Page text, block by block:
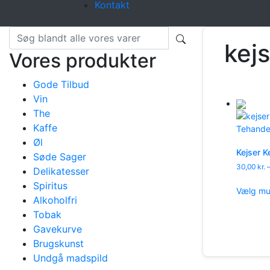
Kontakt
Vores produkter
Gode Tilbud
Vin
The
Kaffe
Øl
Søde Sager
Delikatesser
Spiritus
Alkoholfri
Tobak
Gavekurve
Brugskunst
Undgå madspild
Kejser
30,00 kr. –
Vælg